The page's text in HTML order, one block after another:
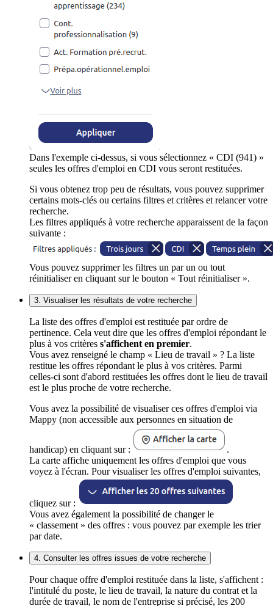
Dans l'exemple ci-dessus, si vous sélectionnez « CDI (941) »
seules les offres d'emploi en CDI vous seront restituées.
Si vous obtenez trop peu de résultats, vous pouvez supprimer
certains mots-clés ou certains filtres et critères et relancer votre
recherche.
Les filtres appliqués à votre recherche apparaissent de la façon
suivante :
Vous pouvez supprimer les filtres un par un ou tout
réinitialiser en cliquant sur le bouton « Tout réinitialiser ».
3. Visualiser les résultats de votre recherche
La liste des offres d'emploi est restituée par ordre de
pertinence. Cela veut dire que les offres d'emploi répondant le
plus à vos critères s'affichent en premier.
Vous avez renseigné le champ « Lieu de travail » ? La liste
restitue les offres répondant le plus à vos critères. Parmi
celles-ci sont d'abord restituées les offres dont le lieu de travail
est le plus proche de votre recherche.
Vous avez la possibilité de visualiser ces offres d'emploi via
Mappy (non accessible aux personnes en situation de
handicap) en cliquant sur :
.
La carte affiche uniquement les offres d'emploi que vous
voyez à l'écran. Pour visualiser les offres d'emploi suivantes,
cliquez sur :
Vous avez également la possibilité de changer le
« classement » des offres : vous pouvez par exemple les trier
par date.
4. Consulter les offres issues de votre recherche
Pour chaque offre d'emploi restituée dans la liste, s'affichent :
l'intitulé du poste, le lieu de travail, la nature du contrat et la
durée de travail, le nom de l'entreprise si précisé, les 200